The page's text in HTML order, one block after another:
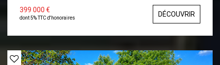
399 000 €
dont 5% TTC d'honoraires DÉCOUVRIR